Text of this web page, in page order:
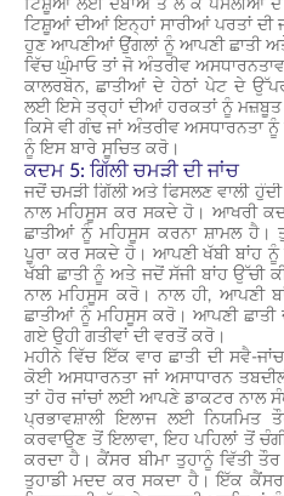
ਟਿਸ਼ੂਆਂ ਲਈ ਦਬਾਅ ਤੋਂ ਲੈ ਕੇ ਪਸਲੀਆਂ ਦੇ
ਟਿਸ਼ੂਆਂ ਦੀਆਂ ਇਨ੍ਹਾਂ ਸਾਰੀਆਂ ਪਰਤਾਂ ਦੀ
ਹੁਣ ਆਪਣੀਆਂ ਉਂਗਲਾਂ ਨੂੰ ਆਪਣੀ ਛਾਤੀ
ਵਿੱਚ ਘੁੰਮਾਓ ਤਾਂ ਜੋ ਅੰਤਰੀਵ
ਕਾਲਰਬੋਨ, ਛਾਤੀਆਂ ਦੇ ਹੇਠਾਂ ਪੇਟ ਦੇ
ਲਈ ਇਸੇ ਤਰ੍ਹਾਂ ਦੀਆਂ ਹਰਕਤਾਂ ਨੂੰ ਮਜ਼ਬੂਤ
ਕਿਸੇ ਵੀ ਗੰਢ ਜਾਂ ਅੰਤਰੀਵ
ਨੂੰ ਇਸ ਬਾਰੇ ਸੂਚਿਤ ਕਰੋ।
ਕਦਮ 5: ਗਿੱਲੀ ਚਮੜੀ ਦੀ ਜਾਂਚ
ਜਦੋਂ ਚਮੜੀ ਗਿੱਲੀ ਅਤੇ ਫਿਸਲਣ ਵਾਲੀ
ਨਾਲ ਮਹਿਸੂਸ ਕਰ ਸਕਦੇ ਹੋ। ਆਖਰੀ
ਛਾਤੀਆਂ ਨੂੰ ਮਹਿਸੂਸ ਕਰਨਾ ਸ਼ਾਮਲ ਹੈ।
ਪੂਰਾ ਕਰ ਸਕਦੇ ਹੋ। ਆਪਣੀ ਖੱਬੀ ਬਾਂਹ
ਖੱਬੀ ਛਾਤੀ ਨੂੰ ਅਤੇ ਜਦੋਂ ਸੱਜੀ ਬਾਂਹ ਉੱਚੀ
ਨਾਲ ਮਹਿਸੂਸ ਕਰੋ। ਨਾਲ ਹੀ,
ਛਾਤੀਆਂ ਨੂੰ ਮਹਿਸੂਸ ਕਰੋ। ਆਪਣੀ
ਗਏ ਉਹੀ ਗਤੀਵਾਂ ਦੀ ਵਰਤੋਂ ਕਰੋ।
ਮਹੀਨੇ ਵਿੱਚ ਇੱਕ ਵਾਰਛਾਤੀ ਦੀ ਸਵੈ-ਜਾਂਚ
ਕੋਈ ਅਸਧਾਰਨਤਾ ਜਾਂ ਅਸਾਧਾਰਨ
ਤਾਂ ਹੋਰ ਜਾਂਚਾਂ ਲਈ ਆਪਣੇ ਡਾਕਟਰ ਨਾਲ
ਪ੍ਰਭਾਵਸ਼ਾਲੀ ਇਲਾਜ ਲਈ ਨਿਯਮਿਤ
ਕਰਵਾਉਣ ਤੋਂ ਇਲਾਵਾ, ਇਹ ਪਹਿਲਾਂ ਤੋਂ
ਕਰਦਾ ਹੈ। ਕੈਂਸਰ ਬੀਮਾਤੁਹਾਨੂੰ ਵਿੱਤੀ
ਤੁਹਾਡੀ ਮਦਦ ਕਰ ਸਕਦਾ ਹੈ। ਇੱਕ ਕੈਂਸਰ